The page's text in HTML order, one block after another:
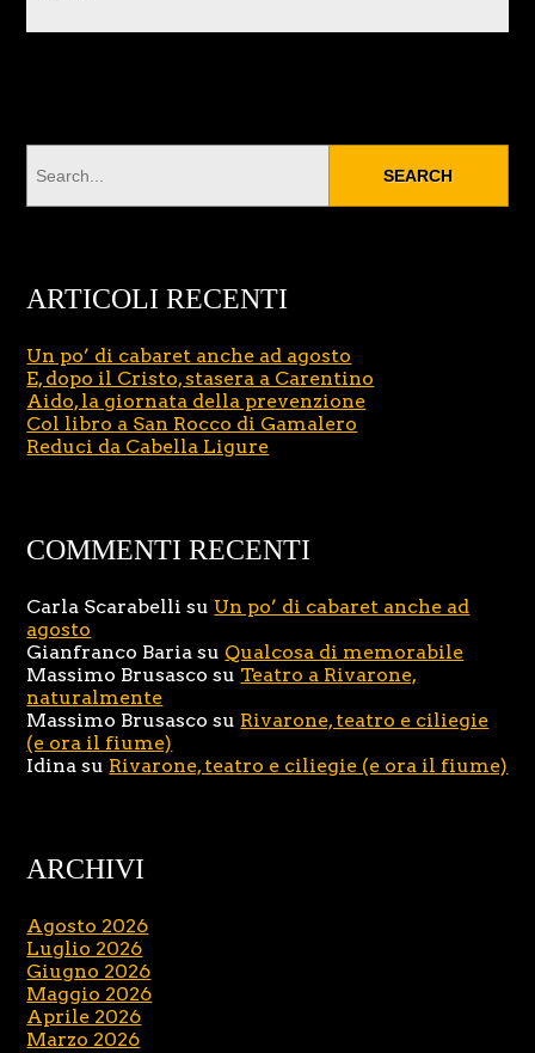
ARTICOLI RECENTI
Un po’ di cabaret anche ad agosto
E, dopo il Cristo, stasera a Carentino
Aido, la giornata della prevenzione
Col libro a San Rocco di Gamalero
Reduci da Cabella Ligure
COMMENTI RECENTI
Carla Scarabelli su Un po’ di cabaret anche ad
agosto
Gianfranco Baria su Qualcosa di memorabile
Massimo Brusasco su Teatro a Rivarone,
naturalmente
Massimo Brusasco su Rivarone, teatro e ciliegie
(e ora il fiume)
Idina su Rivarone, teatro e ciliegie (e ora il fiume)
ARCHIVI
Agosto 2026
Luglio 2026
Giugno 2026
Maggio 2026
Aprile 2026
Marzo 2026